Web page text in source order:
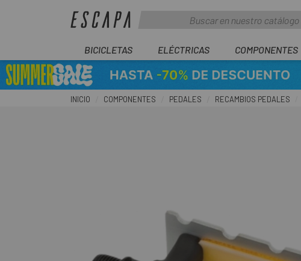
BICICLETAS ELÉCTRICAS COMPONENTES
INICIO COMPONENTES PEDALES RECAMBIOS PEDALES